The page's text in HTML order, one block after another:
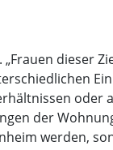
dieser
oder
der
werden,